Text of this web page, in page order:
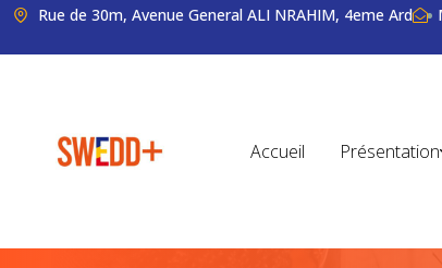
Rue de 30m, Avenue General ALI NRAHIM, 4eme Ard
Accueil Présentation